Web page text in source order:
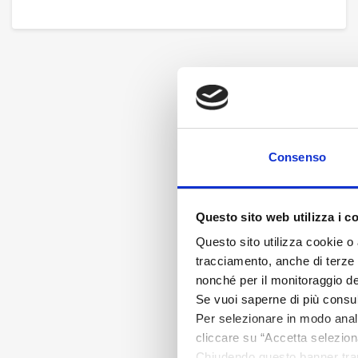
Consenso
Questo sito web utilizza i
Questo sito utilizza cookie
tracciamento, anche di
nonché per il monitoraggio
Se vuoi saperne di più
Per selezionare in modo
cliccare su “Accetta